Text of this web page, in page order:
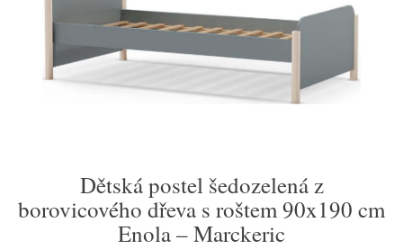
Dětská postel šedozelená z
borovicového dřeva s roštem 90x190 cm
Enola – Marckeric